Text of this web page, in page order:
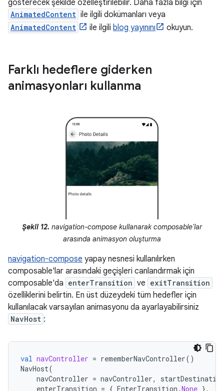
gösterecek şekilde özelleştirilebilir. Daha fazla bilgi için
AnimatedContent ile ilgili dokümanları veya
AnimatedContent ile ilgili blog yayınını okuyun.
Farklı hedeflere giderken
animasyonları kullanma
Şekil 12. navigation-compose kullanarak composable'lar
arasında animasyon oluşturma
navigation-compose yapay nesnesi kullanılırken
composable'lar arasındaki geçişleri canlandırmak için
composable'da enterTransition ve exitTransition
özelliklerini belirtin. En üst düzeydeki tüm hedefler için
kullanılacak varsayılan animasyonu da ayarlayabilirsiniz
NavHost :
val navController = rememberNavController()
NavHost(
navController = navController,
startDestination
enterTransition = { EnterTransition .None },